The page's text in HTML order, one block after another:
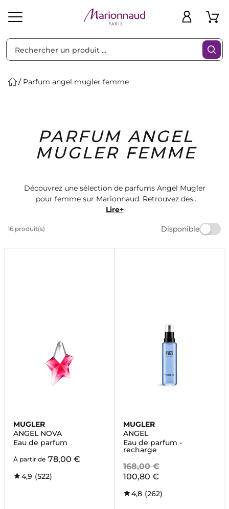
Solaire Homme Marques Idées
Cadeaux
Bons
Plans
Parfum angel mugler femme
PARFUM ANGEL
MUGLER FEMME
Découvrez une sélection de parfums Angel Mugler
pour femme sur Marionnaud. Retrouvez des
fragrances envoûtantes et intemporelles qui sauront
vous ressemble et laissez-vous envoûter par les notes
Lire+
16 produit(s) Disponible
Filtres
MUGLER
ANGEL NOVA
Eau de parfum
À partir de 78,00 €
4,9 (522)
MUGLER
ANGEL
Eau de parfum -
recharge
168,00 €
100,80 €
4,8 (262)